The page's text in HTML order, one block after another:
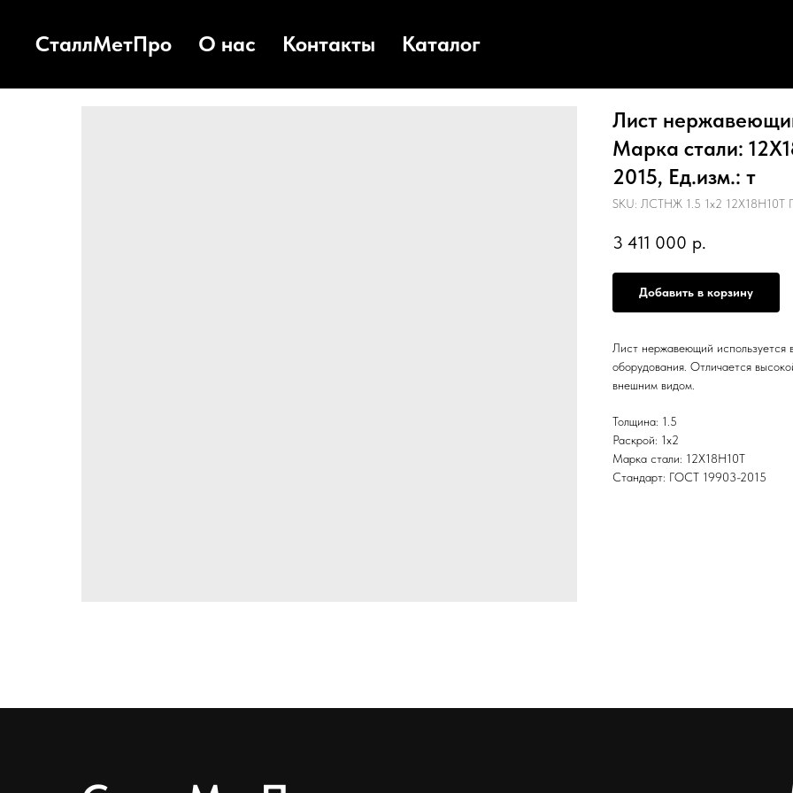
СталлМетПро О нас Контакты Каталог
Лист
Марка стали:
2015, Ед.изм.: т
SKU: ЛСТНЖ 1.5 1х2 12Х18Н10Т
3 411 000 р.
Добавить в корзину
Лист нержавеющий используется
оборудования. Отличается
внешним видом.
Толщина: 1.5
Раскрой: 1х2
Марка стали: 12Х18Н10Т
Стандарт: ГОСТ 19903-2015